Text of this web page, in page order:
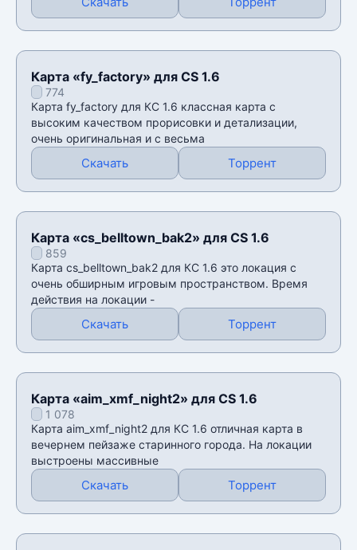
Карта «fy_factory» для CS 1.6
774
Карта fy_factory для КС 1.6 классная карта с
высоким качеством прорисовки и детализации,
очень оригинальная и с весьма
Скачать Торрент
Карта «cs_belltown_bak2» для CS 1.6
859
Карта cs_belltown_bak2 для КС 1.6 это локация с
очень обширным игровым пространством. Время
действия на локации -
Скачать Торрент
Карта «aim_xmf_night2» для CS 1.6
1 078
Карта aim_xmf_night2 для КС 1.6 отличная карта в
вечернем пейзаже старинного города. На локации
выстроены массивные
Скачать Торрент